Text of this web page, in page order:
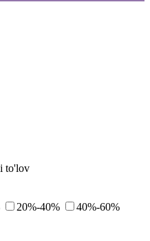
to'lov
20%-40%
40%-60%